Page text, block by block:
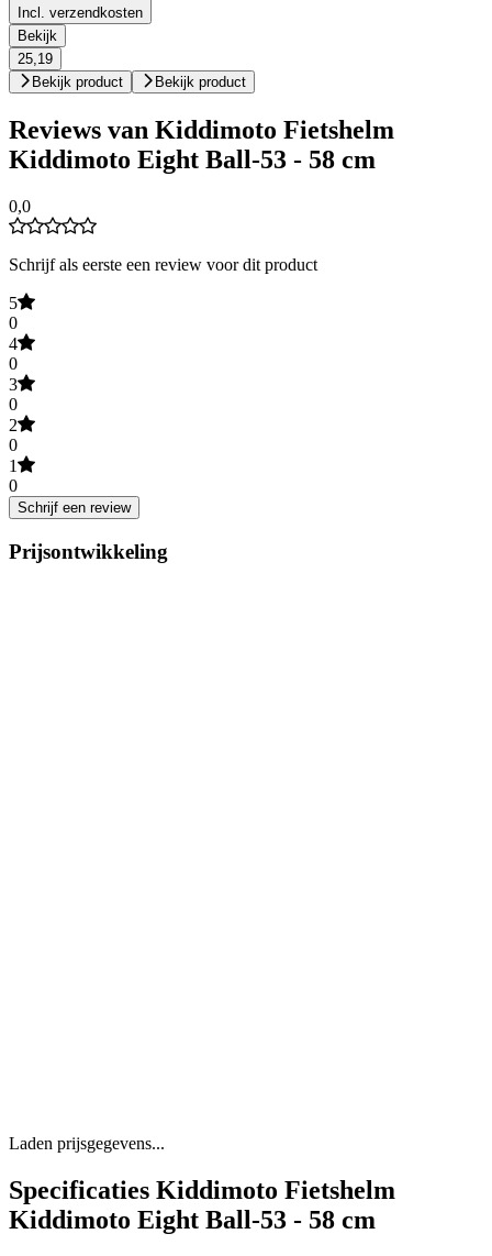
Incl. verzendkosten
Bekijk
25,19
Bekijk product
Bekijk product
Reviews van Kiddimoto Fietshelm
Kiddimoto Eight Ball-53 - 58 cm
0,0
Schrijf als eerste een review voor dit product
5
0
4
0
3
0
2
0
1
0
Schrijf een review
Prijsontwikkeling
Laden prijsgegevens...
Specificaties Kiddimoto Fietshelm
Kiddimoto Eight Ball-53 - 58 cm